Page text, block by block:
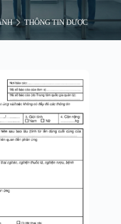
THÔNG TIN DƯỢC MẪU